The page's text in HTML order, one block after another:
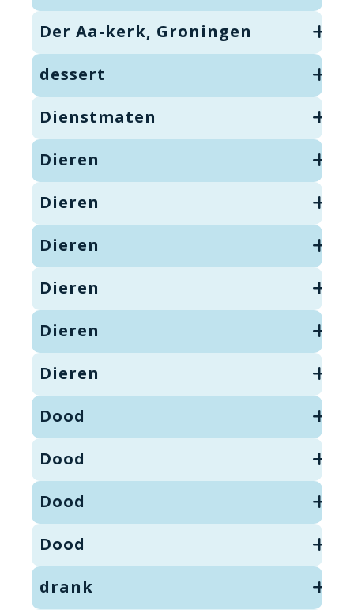
Der Aa-kerk, Groningen
dessert
Dienstmaten
Dieren
Dieren
Dieren
Dieren
Dieren
Dieren
Dood
Dood
Dood
Dood
drank